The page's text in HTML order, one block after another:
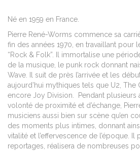
Né en 1959 en France.
Pierre René-Worms commence sa
fin des années 1970, en travaillant pour
“Rock & Folk”. Il immortalise une
de la musique, le punk rock donnant
Wave. Il suit de près l’arrivée et les
aujourd’hui mythiques tels que U2, The
encore Joy Division. Pendant plusieurs
volonté de proximité et d’échange,
musiciens aussi bien sur scène qu’en
des moments plus intimes, donnant
vitalité et l’effervescence de l’époque. Il
reportages, réalisera de nombreuses